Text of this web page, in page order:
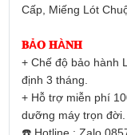
Cấp, Miếng Lót
𝐁Ả𝐎 𝐇À𝐍𝐇
+ Chế độ bảo hành
định 3 tháng.
+ Hỗ trợ miễn phí
dưỡng máy trọn đời.